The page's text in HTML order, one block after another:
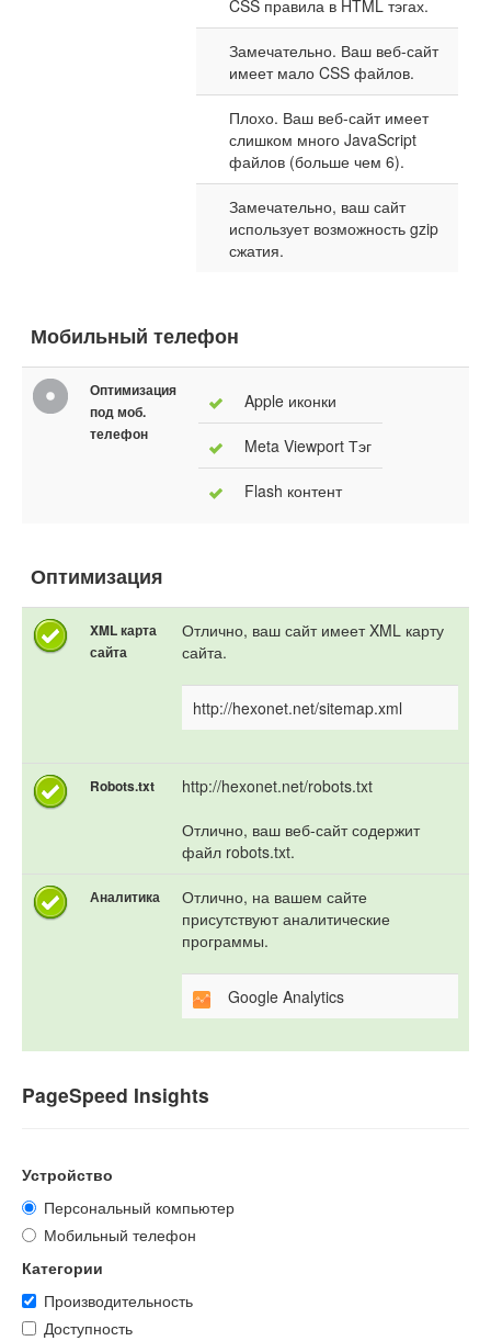
CSS правила в HTML тэгах.
Замечательно. Ваш веб-сайт
имеет мало CSS файлов.
Плохо. Ваш веб-сайт имеет
слишком много JavaScript
файлов (больше чем 6).
Замечательно, ваш сайт
использует возможность gzip
сжатия.
Мобильный телефон
Оптимизация
под моб.
телефон
Apple иконки
Meta Viewport Тэг
Flash контент
Оптимизация
XML карта
сайта
Отлично, ваш сайт имеет XML карту
сайта.
http://hexonet.net/sitemap.xml
Robots.txt
http://hexonet.net/robots.txt
Отлично, ваш веб-сайт содержит
файл robots.txt.
Аналитика
Отлично, на вашем сайте
присутствуют аналитические
программы.
Google Analytics
PageSpeed Insights
Устройство
Персональный компьютер
Мобильный телефон
Категории
Производительность
Доступность